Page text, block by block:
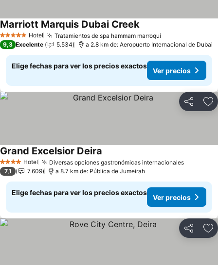
5 Estrellas Hotel Tratamientos de spa hammam marroquíVer precios
Marriott Marquis Dubai CreekVer precios
9,3 Excelente 5.534 a 2.8 km de: Aeropuerto Internacional de Dubai
Elige fechas para ver los precios exactos
Ver precios
Compartir
4 EstrellasHotel Diversas opciones gastronómicas internacionalesVer
Grand Excelsior Deira
7,1 7.609 a 8.7 km de: Pública de Jumeirah
Elige fechas para ver los precios exactos
Ver precios
Compartir